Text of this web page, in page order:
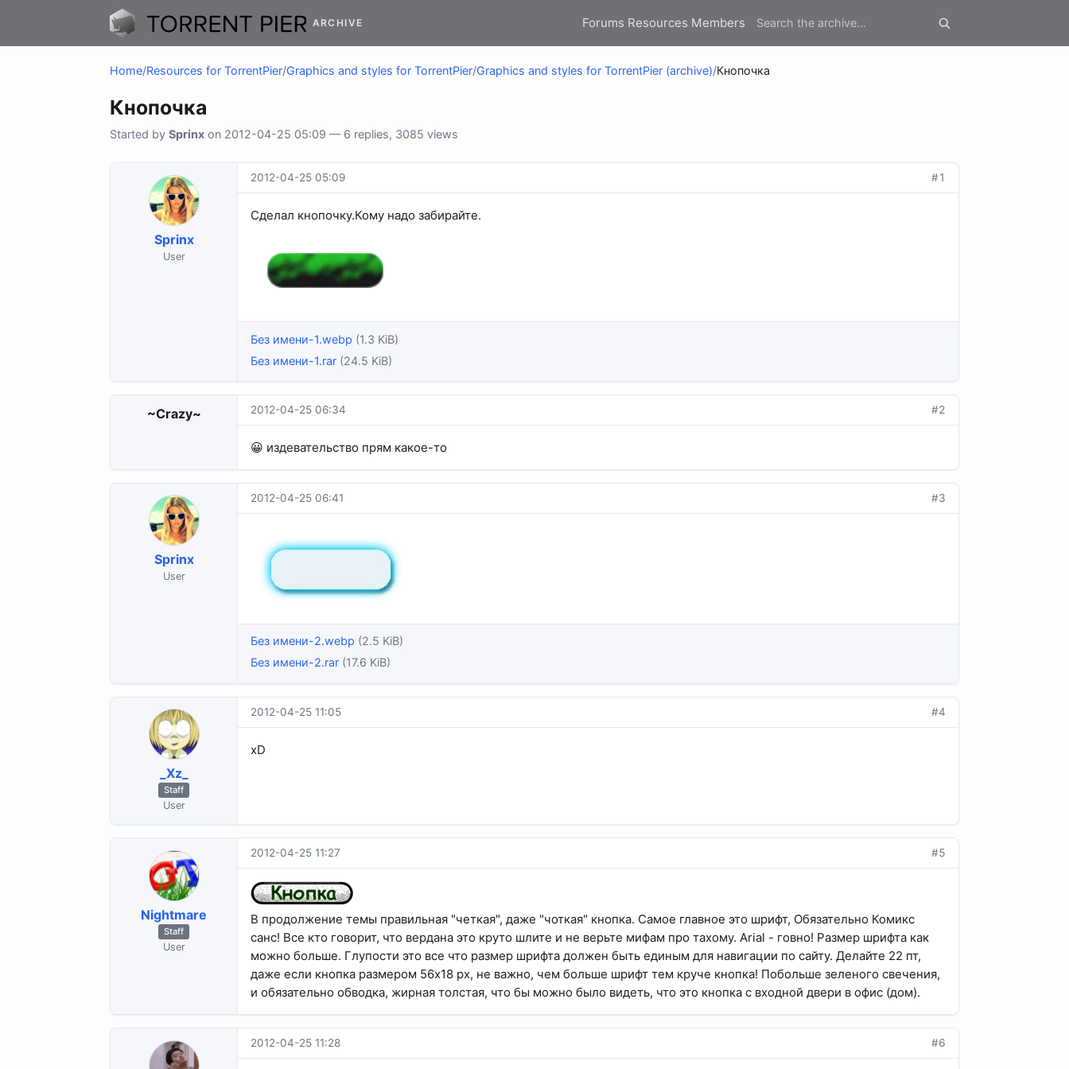
ARCHIVE Forums Resources Members
Home/Resources for TorrentPier/Graphics and styles for TorrentPier/Graphics and styles for TorrentPier (archive)/Кнопочка
Кнопочка
Started by Sprinx on 2012-04-25 05:09 — 6 replies, 3085 views
Sprinx
User
2012-04-25 05:09 #1
Сделал кнопочку.Кому надо забирайте.
Без имени-1.webp (1.3 KiB)
Без имени-1.rar (24.5 KiB)
~Crazy~ 2012-04-25 06:34 #2
😀 издевательство прям какое-то
Sprinx
User
2012-04-25 06:41 #3
Без имени-2.webp (2.5 KiB)
Без имени-2.rar (17.6 KiB)
_Xz_
Staff
User
2012-04-25 11:05 #4
xD
Nightmare
Staff
User
2012-04-25 11:27 #5
В продолжение темы правильная "четкая", даже "чоткая" кнопка. Самое главное это шрифт, Обязательно Комикс
санс! Все кто говорит, что вердана это круто шлите и не верьте мифам про тахому. Arial - говно! Размер шрифта как
можно больше. Глупости это все что размер шрифта должен быть единым для навигации по сайту. Делайте 22 пт,
даже если кнопка размером 56x18 px, не важно, чем больше шрифт тем круче кнопка! Побольше зеленого свечения,
и обязательно обводка, жирная толстая, что бы можно было видеть, что это кнопка с входной двери в офис (дом).
2012-04-25 11:28 #6